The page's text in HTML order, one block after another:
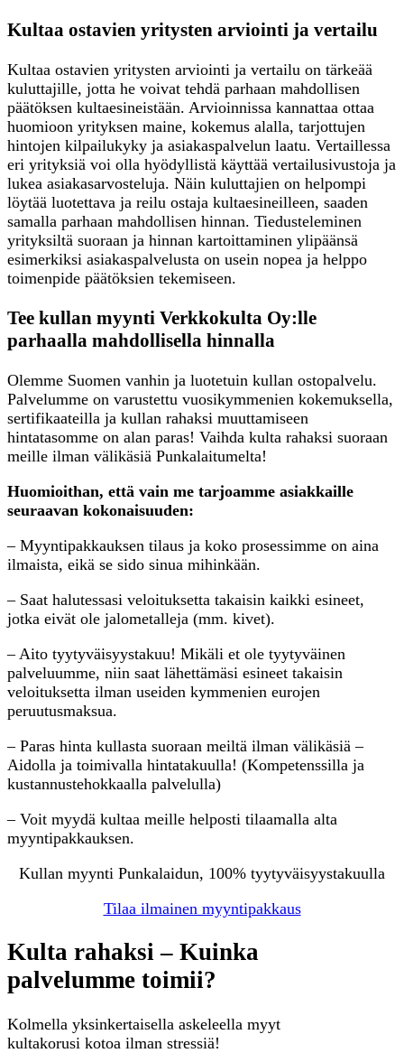
Kultaa ostavien yritysten arviointi ja vertailu
Kultaa ostavien yritysten arviointi ja vertailu on tärkeää
kuluttajille, jotta he voivat tehdä parhaan mahdollisen
päätöksen kultaesineistään. Arvioinnissa kannattaa ottaa
huomioon yrityksen maine, kokemus alalla, tarjottujen
hintojen kilpailukyky ja asiakaspalvelun laatu. Vertaillessa
eri yrityksiä voi olla hyödyllistä käyttää vertailusivustoja ja
lukea asiakasarvosteluja. Näin kuluttajien on helpompi
löytää luotettava ja reilu ostaja kultaesineilleen, saaden
samalla parhaan mahdollisen hinnan. Tiedusteleminen
yrityksiltä suoraan ja hinnan kartoittaminen ylipäänsä
esimerkiksi asiakaspalvelusta on usein nopea ja helppo
toimenpide päätöksien tekemiseen.
Tee kullan myynti Verkkokulta Oy:lle
parhaalla mahdollisella hinnalla
Olemme Suomen vanhin ja luotetuin kullan ostopalvelu.
Palvelumme on varustettu vuosikymmenien kokemuksella,
sertifikaateilla ja kullan rahaksi muuttamiseen
hintatasomme on alan paras! Vaihda kulta rahaksi suoraan
meille ilman välikäsiä Punkalaitumelta!
Huomioithan, että vain me tarjoamme asiakkaille
seuraavan kokonaisuuden:
– Myyntipakkauksen tilaus ja koko prosessimme on aina
ilmaista, eikä se sido sinua mihinkään.
– Saat halutessasi veloituksetta takaisin kaikki esineet,
jotka eivät ole jalometalleja (mm. kivet).
– Aito tyytyväisyystakuu! Mikäli et ole tyytyväinen
palveluumme, niin saat lähettämäsi esineet takaisin
veloituksetta ilman useiden kymmenien eurojen
peruutusmaksua.
– Paras hinta kullasta suoraan meiltä ilman välikäsiä –
Aidolla ja toimivalla hintatakuulla! (Kompetenssilla ja
kustannustehokkaalla palvelulla)
– Voit myydä kultaa meille helposti tilaamalla alta
myyntipakkauksen.
Kullan myynti Punkalaidun, 100% tyytyväisyystakuulla
Tilaa ilmainen myyntipakkaus
Kulta rahaksi – Kuinka
palvelumme toimii?
Kolmella yksinkertaisella askeleella myyt
kultakorusi kotoa ilman stressiä!